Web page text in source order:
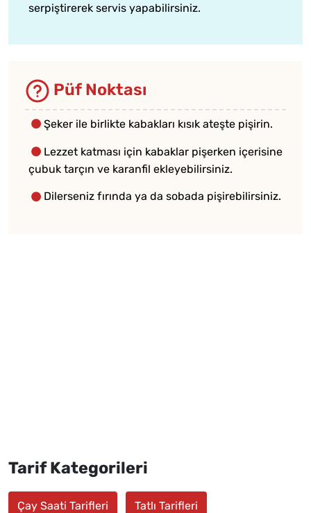
serpiştirerek servis yapabilirsiniz.
Püf Noktası
Şeker ile birlikte kabakları kısık ateşte pişirin.
Lezzet katması için kabaklar pişerken içerisine
çubuk tarçın ve karanfil ekleyebilirsiniz.
Dilerseniz fırında ya da sobada pişirebilirsiniz.
Tarif Kategorileri
Çay Saati Tarifleri Tatlı Tarifleri